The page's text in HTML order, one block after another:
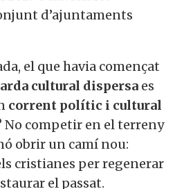
d’ajuntaments
el que havia començat
cultural dispersa es
corrent polític i cultural
No competir en el terreny
obrir un camí nou:
cristianes per regenerar
el passat.